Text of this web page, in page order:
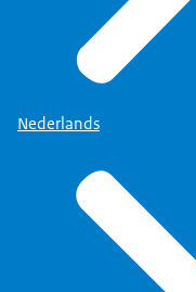
Nederlands